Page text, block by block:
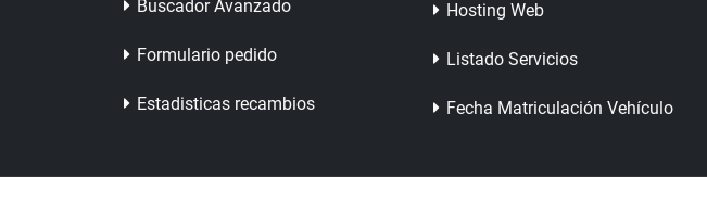
Buscador Avanzado
Formulario pedido
Estadisticas recambios
Hosting Web
Listado Servicios
Fecha Matriculación Vehículo